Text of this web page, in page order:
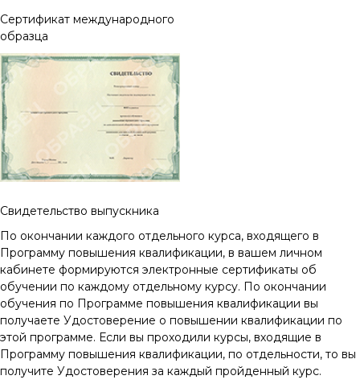
Cертификат международного
образца
Свидетельство выпускника
По окончании каждого отдельного курса, входящего в
Программу повышения квалификации, в вашем личном
кабинете формируются электронные сертификаты об
обучении по каждому отдельному курсу. По окончании
обучения по Программе повышения квалификации вы
получаете Удостоверение о повышении квалификации по
этой программе. Если вы проходили курсы, входящие в
Программу повышения квалификации, по отдельности, то вы
получите Удостоверения за каждый пройденный курс.